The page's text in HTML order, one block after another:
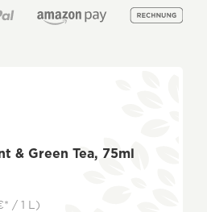
& Green Tea, 75ml
/ 1 L)